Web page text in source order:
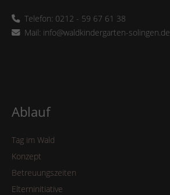
Telefon: 0212 - 59 67 61 38
Mail: info@waldkindergarten-solingen.de
Ablauf
Tag im Wald
Konzept
Betreuungszeiten
Elterninitiative